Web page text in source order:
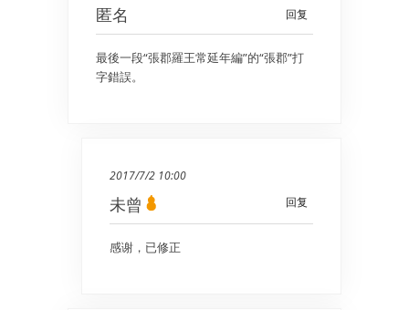
回复
匿名
最後一段“張郡羅王常延年編”的“張郡”打
字錯誤。
2017/7/2 10:00
回复
未曾
感谢，已修正